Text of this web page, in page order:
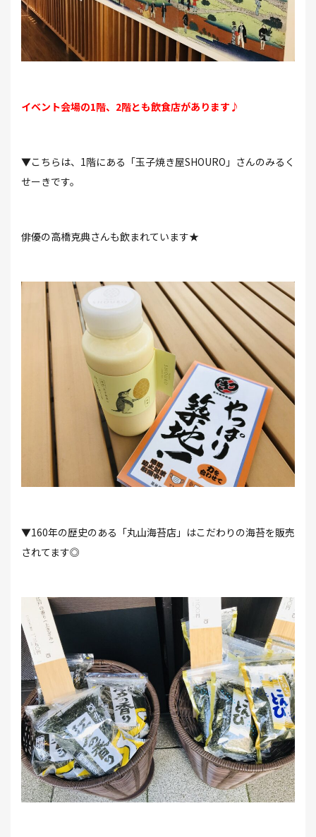
イベント会場の1階、2階とも飲食店があります♪
▼こちらは、1階にある「玉子焼き屋SHOURO」さんのみるく
せーきです。
俳優の高橋克典さんも飲まれています★
▼160年の歴史のある「丸山海苔店」はこだわりの海苔を販売
されてます◎